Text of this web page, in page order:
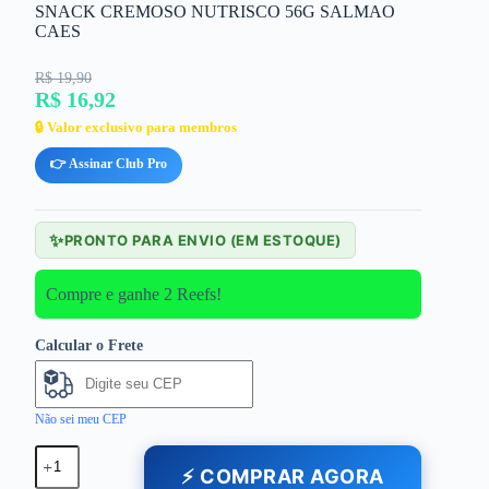
SNACK CREMOSO NUTRISCO 56G SALMAO
CAES
R$ 19,90
R$ 16,92
🔒 Valor exclusivo para membros
👉 Assinar Club Pro
✨PRONTO PARA ENVIO (EM ESTOQUE)
Compre e ganhe 2 Reefs!
Calcular o Frete
Não sei meu CEP
⚡ COMPRAR AGORA